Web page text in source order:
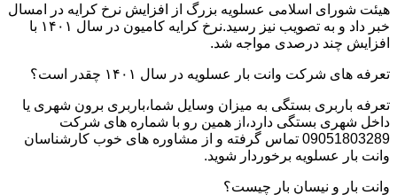
هیئت شورای اسلامی عسلویه بزرگ از افزایش نرخ کرایه در امسال
خبر داد و به تصویب نیز رسید.نرخ کرایه کامیون در سال ۱۴۰۱ با
افزایش چند درصدی مواجه شد.
تعرفه های شرکت وانت بار عسلویه در سال ۱۴۰۱ چقدر است؟
تعرفه باربری بستگی به میزان وسایل شما،باربری برون شهری یا
داخل شهری بستگی دارد،از همین رو با شماره های شرکت
09051803289 تماس گرفته و از مشاوره های خوب کارشناسان
وانت بار عسلویه برخوردار شوید.
وانت بار و نیسان بار چیست؟